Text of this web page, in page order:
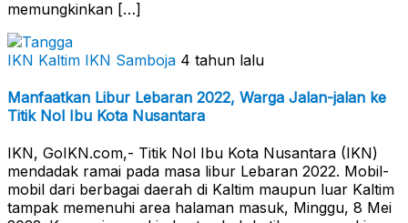
memungkinkan […]
IKN Kaltim IKN Samboja 4 tahun lalu
Manfaatkan Libur Lebaran 2022, Warga Jalan-jalan ke
Titik Nol Ibu Kota Nusantara
IKN, GoIKN.com,- Titik Nol Ibu Kota Nusantara (IKN)
mendadak ramai pada masa libur Lebaran 2022. Mobil-
mobil dari berbagai daerah di Kaltim maupun luar Kaltim
tampak memenuhi area halaman masuk, Minggu, 8 Mei